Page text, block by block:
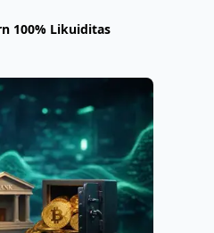
100% Likuiditas